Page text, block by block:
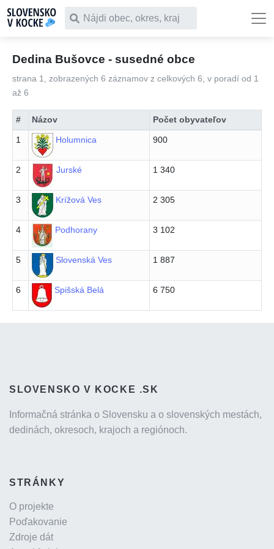
Čo chceš vyhľadať
Dedina Bušovce - susedné obce
strana 1, zobrazených 6 záznamov z celkových 6, v poradí od 1
až 6
# Názov Počet obyvateľov
1 Holumnica 900
2 Jurské 1 340
3 Krížová Ves 2 305
4 Podhorany 3 102
5 Slovenská Ves 1 887
6 Spišská Belá 6 750
SLOVENSKO V KOCKE .SK
Informačná stránka o Slovensku a o slovenských mestách,
dedinách, okresoch, krajoch a regiónoch.
STRÁNKY
O projekte
Poďakovanie
Zdroje dát